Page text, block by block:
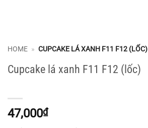
HOME » CUPCAKE LÁ XANH F11 F12 (LỐC)
Cupcake lá xanh F11 F12 (lốc)
47,000₫